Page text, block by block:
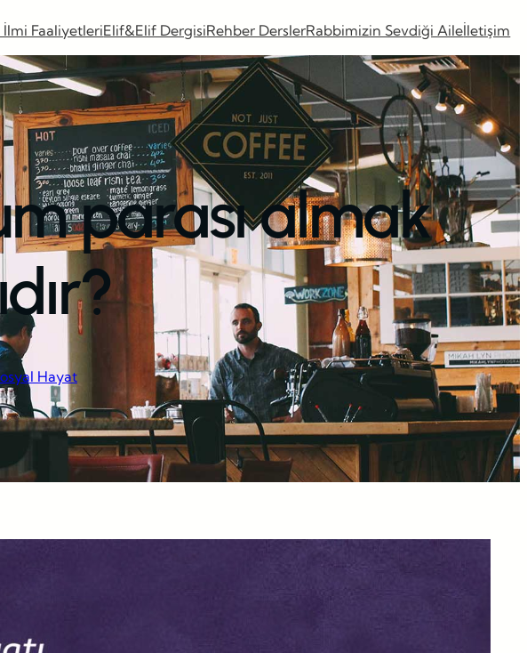
FaaliyetleriElif&Elif DergisiRehber DerslerRabbimizin Sevdiği Aileİletişim
parası almak
Hayat